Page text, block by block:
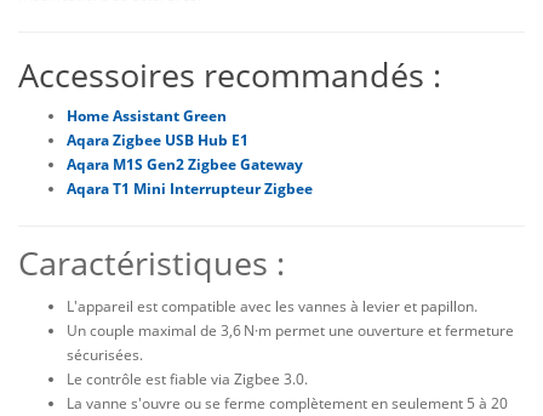
Accessoires recommandés :
Home Assistant Green
Aqara Zigbee USB Hub E1
Aqara M1S Gen2 Zigbee Gateway
Aqara T1 Mini Interrupteur Zigbee
Caractéristiques :
L'appareil est compatible avec les vannes à levier et papillon.
Un couple maximal de 3,6 N·m permet une ouverture et fermeture
sécurisées.
Le contrôle est fiable via Zigbee 3.0.
La vanne s'ouvre ou se ferme complètement en seulement 5 à 20